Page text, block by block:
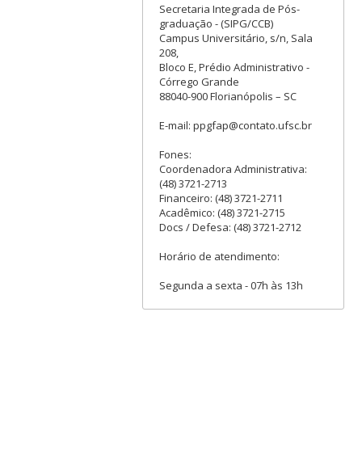
Secretaria Integrada de Pós-
graduação - (SIPG/CCB)
Campus Universitário, s/n, Sala
208,
Bloco E, Prédio Administrativo -
Córrego Grande
88040-900 Florianópolis – SC
E-mail: ppgfap@contato.ufsc.br
Fones:
Coordenadora Administrativa:
(48) 3721-2713
Financeiro: (48) 3721-2711
Acadêmico: (48) 3721-2715
Docs / Defesa: (48) 3721-2712
Horário de atendimento:
Segunda a sexta - 07h às 13h